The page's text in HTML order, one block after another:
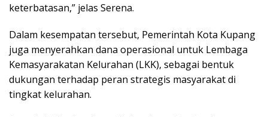
keterbatasan,” jelas Serena.
Dalam kesempatan tersebut, Pemerintah Kota Kupang
juga menyerahkan dana operasional untuk Lembaga
Kemasyarakatan Kelurahan (LKK), sebagai bentuk
dukungan terhadap peran strategis masyarakat di
tingkat kelurahan.